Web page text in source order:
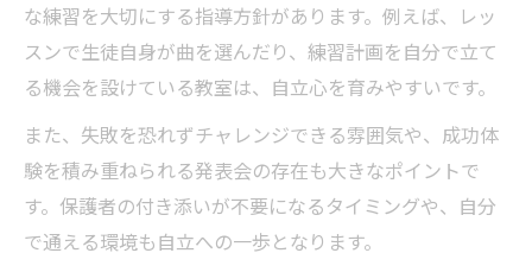
な練習を大切にする指導方針があります。例えば、レッ
スンで生徒自身が曲を選んだり、練習計画を自分で立て
る機会を設けている教室は、自立心を育みやすいです。
また、失敗を恐れずチャレンジできる雰囲気や、成功体
験を積み重ねられる発表会の存在も大きなポイントで
す。保護者の付き添いが不要になるタイミングや、自分
で通える環境も自立への一歩となります。